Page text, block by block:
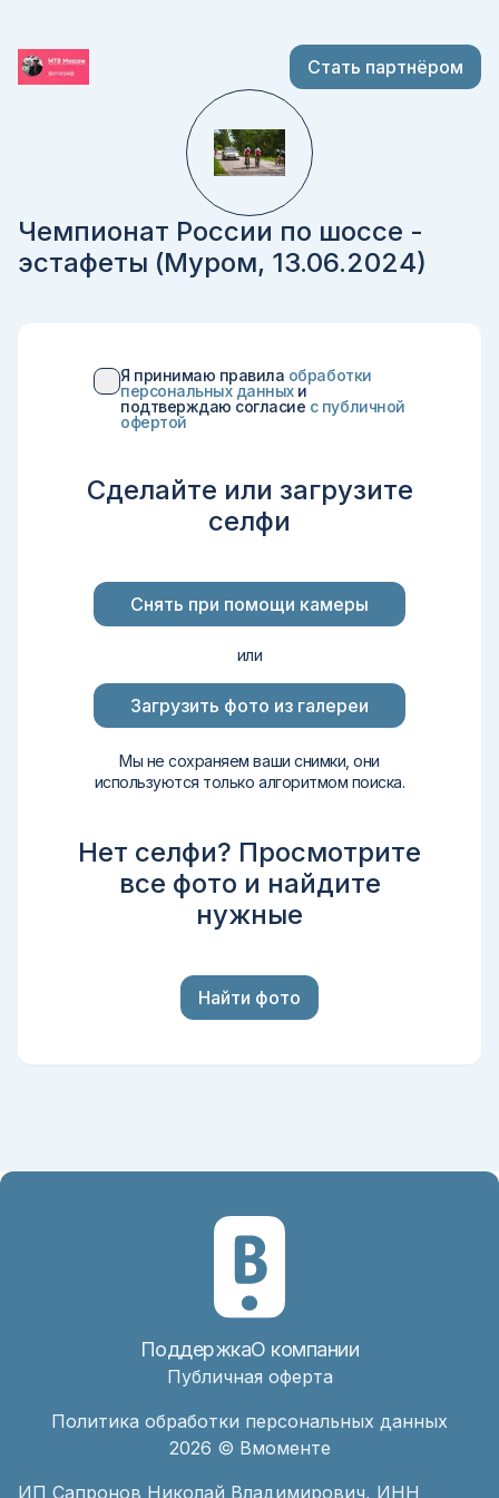
Стать партнёром
Чемпионат России по шоссе -
эстафеты (Муром, 13.06.2024)
Я принимаю правила обработки
персональных данных и
подтверждаю согласие c публичной
офертой
Сделайте или загрузите
селфи
Снять при помощи камеры
или
Загрузить фото из галереи
Мы не сохраняем ваши снимки, они
используются только алгоритмом поиска.
Нет селфи? Просмотрите
все фото и найдите
нужные
Найти фото
Публичная оферта
ПоддержкаО компании
Политика обработки персональных данных
2026 © Вмоменте
ИП Сапронов Николай Владимирович, ИНН